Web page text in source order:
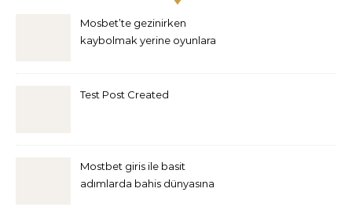
Mosbet’te gezinirken
kaybolmak yerine oyunlara
Test Post Created
Mostbet giris ile basit
adımlarda bahis dünyasına